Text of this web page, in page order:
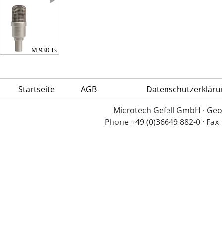
M 930 Ts
Startseite AGB
Microtech Gefell GmbH ·
Phone +49 (0)36649 882-0 ·